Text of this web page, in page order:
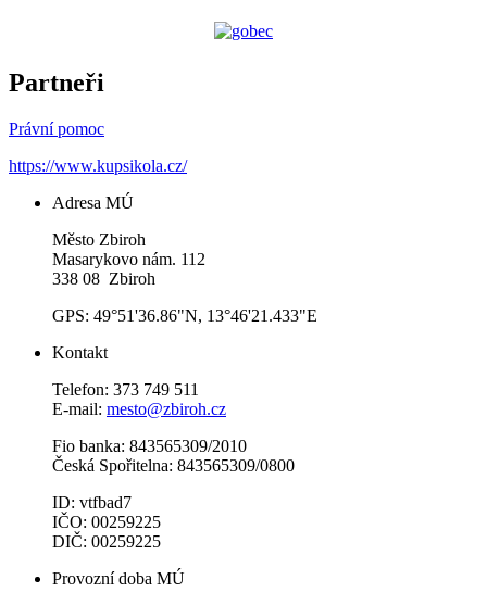
Partneři
Právní pomoc
https://www.kupsikola.cz/
Adresa MÚ
Město Zbiroh
Masarykovo nám. 112
338 08 Zbiroh
GPS: 49°51'36.86"N, 13°46'21.433"E
Kontakt
Telefon: 373 749 511
E-mail: mesto@zbiroh.cz
Fio banka: 843565309/2010
Česká Spořitelna: 843565309/0800
ID: vtfbad7
IČO: 00259225
DIČ: 00259225
Provozní doba MÚ